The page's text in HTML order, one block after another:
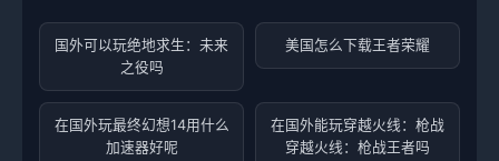
国外可以玩绝地求生：未来
之役吗
美国怎么下载王者荣耀
在国外玩最终幻想14用什么
加速器好呢
在国外能玩穿越火线：枪战
穿越火线：枪战王者吗